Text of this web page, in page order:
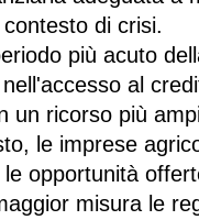
di crisi.
più acuto
al
un ricorso più
le imprese
opportunità
misura le